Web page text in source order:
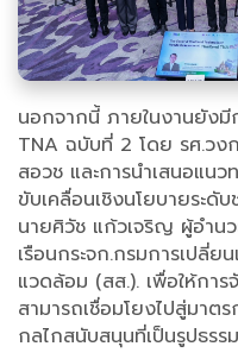
นอกจากนี้ ภายในงานยังมี
TNA ฉบับที่ 2 โดย รศ.ว
สอวช และการนำเสนอแน
ขับเคลื่อนเชิงนโยบายระดับ
นายศิวัช แก้วเจริญ ผู้อำน
เรือนกระจก.กรมการเปลี่
แวดล้อม (สส.). เพื่อให้กา
สามารถเชื่อมโยงไปสู่มาต
กลไกสนับสนุนที่เป็นรูปธรรม